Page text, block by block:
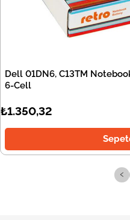
Dell 01DN6, C13TM
6-Cell
₺1.350,32
‹